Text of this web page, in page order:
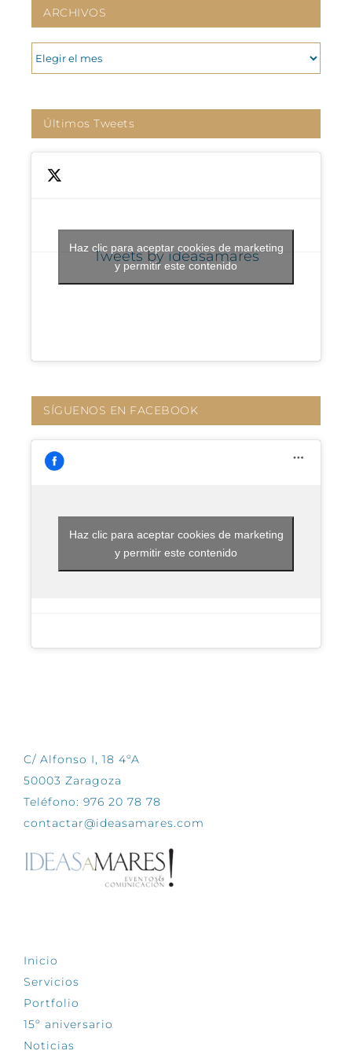
ARCHIVOS
ARCHIVOS
Últimos Tweets
Tweets by ideasamares
Haz clic para aceptar cookies de marketing
y permitir este contenido
SÍGUENOS EN FACEBOOK
Haz clic para aceptar cookies de marketing
y permitir este contenido
C/ Alfonso I, 18 4ºA
50003 Zaragoza
Teléfono: 976 20 78 78
contactar@ideasamares.com
Inicio
Servicios
Portfolio
15º aniversario
Noticias